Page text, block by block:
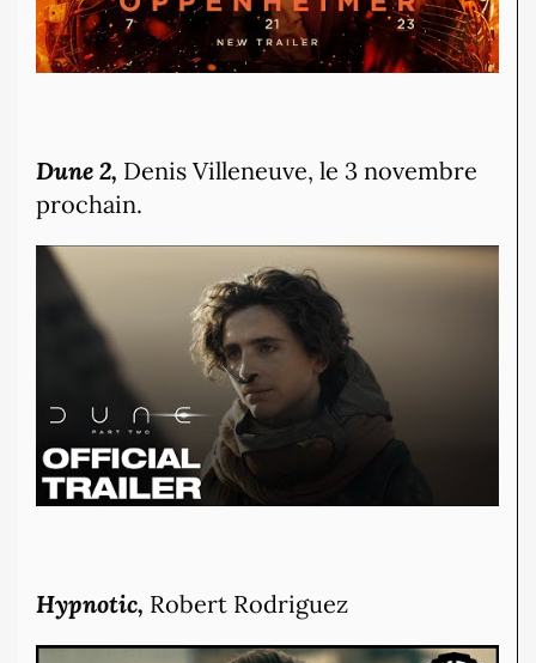
Dune 2, Denis Villeneuve, le 3 novembre
prochain.
Hypnotic, Robert Rodriguez